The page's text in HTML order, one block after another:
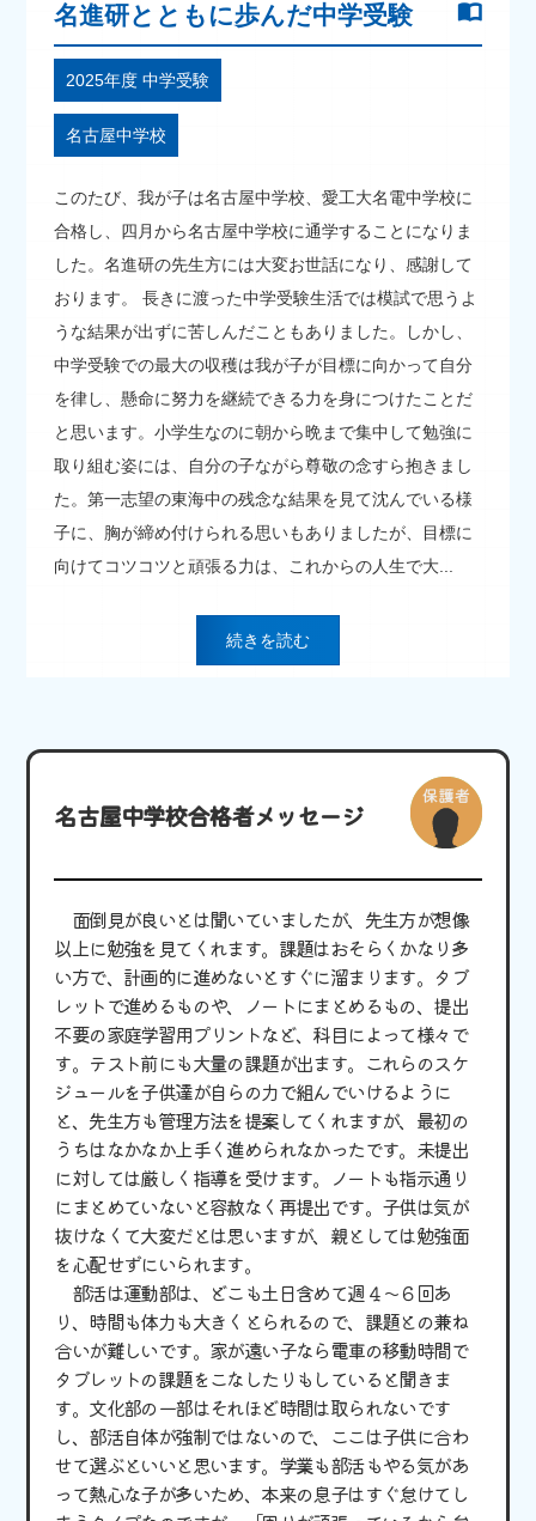
名進研とともに歩んだ中学受験
2025年度 中学受験
名古屋中学校
このたび、我が子は名古屋中学校、愛工大名電中学校に
合格し、四月から名古屋中学校に通学することになりま
した。名進研の先生方には大変お世話になり、感謝して
おります。 長きに渡った中学受験生活では模試で思うよ
うな結果が出ずに苦しんだこともありました。しかし、
中学受験での最大の収穫は我が子が目標に向かって自分
を律し、懸命に努力を継続できる力を身につけたことだ
と思います。小学生なのに朝から晩まで集中して勉強に
取り組む姿には、自分の子ながら尊敬の念すら抱きまし
た。第一志望の東海中の残念な結果を見て沈んでいる様
子に、胸が締め付けられる思いもありましたが、目標に
向けてコツコツと頑張る力は、これからの人生で大...
続きを読む
名古屋中学校合格者メッセージ
面倒見が良いとは聞いていましたが、先生方が想像
以上に勉強を見てくれます。課題はおそらくかなり多
い方で、計画的に進めないとすぐに溜まります。タブ
レットで進めるものや、ノートにまとめるもの、提出
不要の家庭学習用プリントなど、科目によって様々で
す。テスト前にも大量の課題が出ます。これらのスケ
ジュールを子供達が自らの力で組んでいけるように
と、先生方も管理方法を提案してくれますが、最初の
うちはなかなか上手く進められなかったです。未提出
に対しては厳しく指導を受けます。ノートも指示通り
にまとめていないと容赦なく再提出です。子供は気が
抜けなくて大変だとは思いますが、親としては勉強面
を心配せずにいられます。
部活は運動部は、どこも土日含めて週４〜６回あ
り、時間も体力も大きくとられるので、課題との兼ね
合いが難しいです。家が遠い子なら電車の移動時間で
タブレットの課題をこなしたりもしていると聞きま
す。文化部の一部はそれほど時間は取られないです
し、部活自体が強制ではないので、ここは子供に合わ
せて選ぶといいと思います。学業も部活もやる気があ
って熱心な子が多いため、本来の息子はすぐ怠けてし